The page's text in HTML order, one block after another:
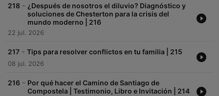
218 - ¿Después de nosotros el diluvio? Diagnóstico y
soluciones de Chesterton para la crisis del
mundo moderno | 216
22 jul. 2026
217 - Tips para resolver conflictos en tu familia | 215
08 jul. 2026
216 - Por qué hacer el Camino de Santiago de
Compostela | Testimonio, Libro e Invitación | 214